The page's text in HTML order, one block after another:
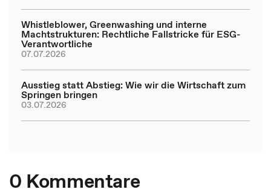
Whistleblower, Greenwashing und interne
Machtstrukturen: Rechtliche Fallstricke für ESG-
Verantwortliche
07.07.2026
Ausstieg statt Abstieg: Wie wir die Wirtschaft zum
Springen bringen
03.07.2026
0 Kommentare